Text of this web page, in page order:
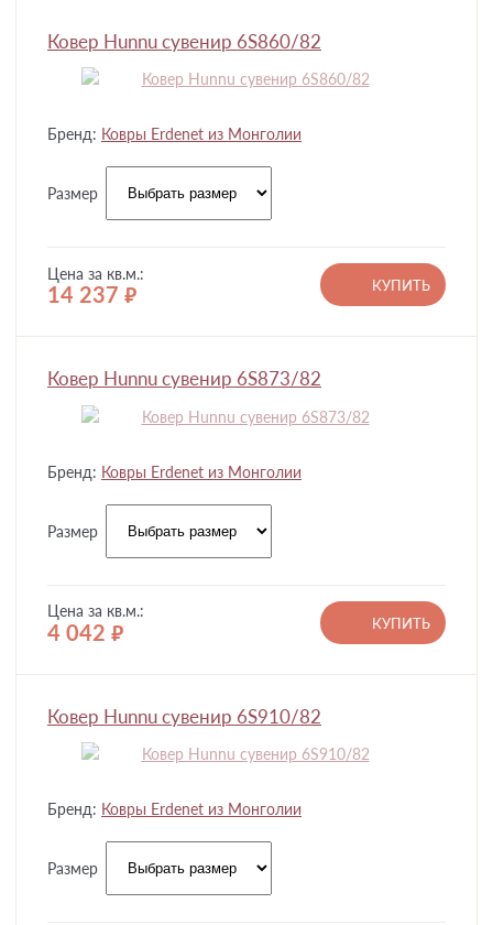
Ковер Hunnu сувенир 6S860/82
Бренд: Ковры Erdenet из Монголии
Размер
Цена за кв.м.:
14 237 руб.
КУПИТЬ
Ковер Hunnu сувенир 6S873/82
Бренд: Ковры Erdenet из Монголии
Размер
Цена за кв.м.:
4 042 руб.
КУПИТЬ
Ковер Hunnu сувенир 6S910/82
Бренд: Ковры Erdenet из Монголии
Размер